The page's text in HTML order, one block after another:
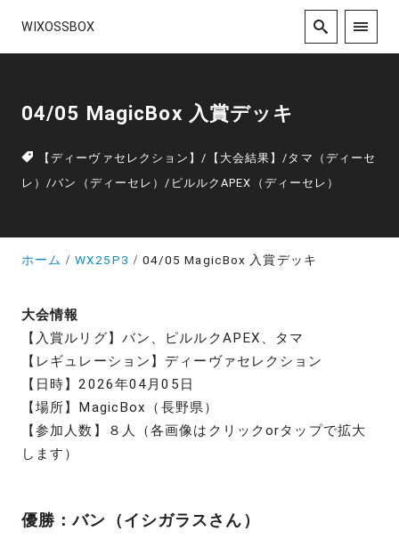
WIXOSSBOX
04/05 MagicBox 入賞デッキ
【ディーヴァセレクション】/ 【大会結果】/タマ（ディーセ
レ）/バン（ディーセレ）/ ピルルクAPEX（ディーセレ）
ホーム WX25P3 04/05 MagicBox 入賞デッキ
大会情報
【入賞ルリグ】バン、ピルルクAPEX、タマ
【レギュレーション】ディーヴァセレクション
【日時】2026年04月05日
【場所】MagicBox（長野県）
【参加人数】８人（各画像はクリックorタップで拡大
します）
優勝：バン（イシガラスさん）